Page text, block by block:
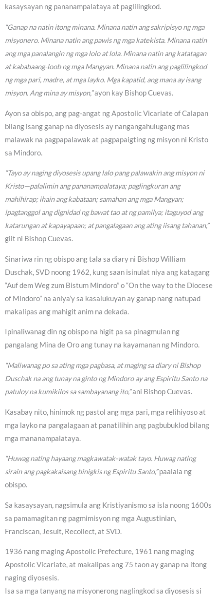
kasaysayan ng pananampalataya at paglilingkod.
“Ganap na natin itong minana. Minana natin ang sakripisyo ng mga
misyonero. Minana natin ang pawis ng mga katekista. Minana natin
ang mga panalangin ng mga lolo at lola. Minana natin ang katatagan
at kababaang-loob ng mga Mangyan. Minana natin ang paglilingkod
ng mga pari, madre, at mga layko. Mga kapatid, ang mana ay isang
misyon. Ang mina ay misyon,”ayon kay Bishop Cuevas.
Ayon sa obispo, ang pag-angat ng Apostolic Vicariate of Calapan
bilang isang ganap na diyosesis ay nangangahulugang mas
malawak na pagpapalawak at pagpapaigting ng misyon ni Kristo
sa Mindoro.
“Tayo ay naging diyosesis upang lalo pang palawakin ang misyon ni
Kristo—palalimin ang pananampalataya; paglingkuran ang
mahihirap; ihain ang kabataan; samahan ang mga Mangyan;
ipagtanggol ang dignidad ng bawat tao at ng pamilya; itaguyod ang
katarungan at kapayapaan; at pangalagaan ang ating iisang tahanan,”
giit ni Bishop Cuevas.
Sinariwa rin ng obispo ang tala sa diary ni Bishop William
Duschak, SVD noong 1962, kung saan isinulat niya ang katagang
“Auf dem Weg zum Bistum Mindoro” o “On the way to the Diocese
of Mindoro” na aniya’y sa kasalukuyan ay ganap nang natupad
makalipas ang mahigit anim na dekada.
Ipinaliwanag din ng obispo na higit pa sa pinagmulan ng
pangalang Mina de Oro ang tunay na kayamanan ng Mindoro.
“Maliwanag po sa ating mga pagbasa, at maging sa diary ni Bishop
Duschak na ang tunay na ginto ng Mindoro ay ang Espiritu Santo na
patuloy na kumikilos sa sambayanang ito,”ani Bishop Cuevas.
Kasabay nito, hinimok ng pastol ang mga pari, mga relihiyoso at
mga layko na pangalagaan at panatilihin ang pagbubuklod bilang
mga mananampalataya.
“Huwag nating hayaang magkawatak-watak tayo. Huwag nating
sirain ang pagkakaisang binigkis ng Espiritu Santo,”paalala ng
obispo.
Sa kasaysayan, nagsimula ang Kristiyanismo sa isla noong 1600s
sa pamamagitan ng pagmimisyon ng mga Augustinian,
Franciscan, Jesuit, Recollect, at SVD.
1936 nang maging Apostolic Prefecture, 1961 nang maging
Apostolic Vicariate, at makalipas ang 75 taon ay ganap na itong
naging diyosesis.
Isa sa mga tanyang na misyonerong naglingkod sa diyosesis si